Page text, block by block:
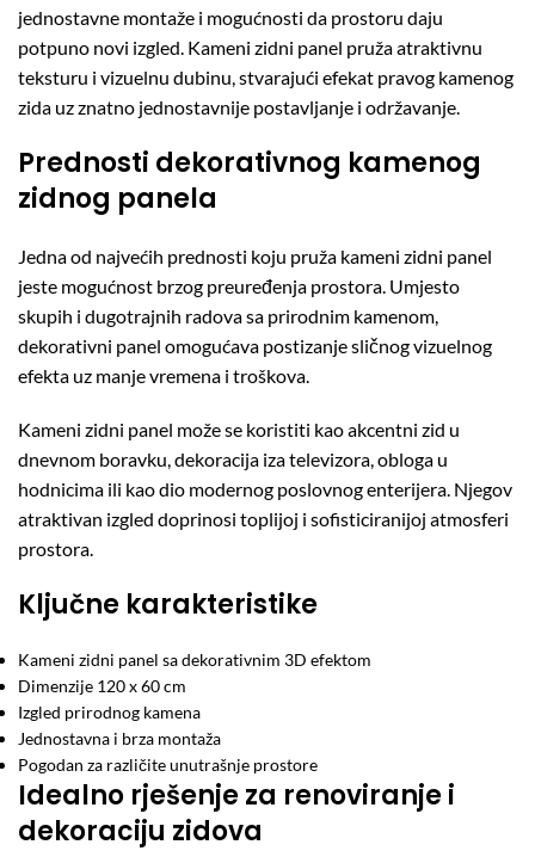
jednostavne montaže i mogućnosti da prostoru daju
potpuno novi izgled. Kameni zidni panel pruža atraktivnu
teksturu i vizuelnu dubinu, stvarajući efekat pravog kamenog
zida uz znatno jednostavnije postavljanje i održavanje.
Prednosti dekorativnog kamenog
zidnog panela
Jedna od najvećih prednosti koju pruža kameni zidni panel
jeste mogućnost brzog preuređenja prostora. Umjesto
skupih i dugotrajnih radova sa prirodnim kamenom,
dekorativni panel omogućava postizanje sličnog vizuelnog
efekta uz manje vremena i troškova.
Kameni zidni panel može se koristiti kao akcentni zid u
dnevnom boravku, dekoracija iza televizora, obloga u
hodnicima ili kao dio modernog poslovnog enterijera. Njegov
atraktivan izgled doprinosi toplijoj i sofisticiranijoj atmosferi
prostora.
Ključne karakteristike
Kameni zidni panel sa dekorativnim 3D efektom
Dimenzije 120 x 60 cm
Izgled prirodnog kamena
Jednostavna i brza montaža
Pogodan za različite unutrašnje prostore
Idealno rješenje za renoviranje i
dekoraciju zidova